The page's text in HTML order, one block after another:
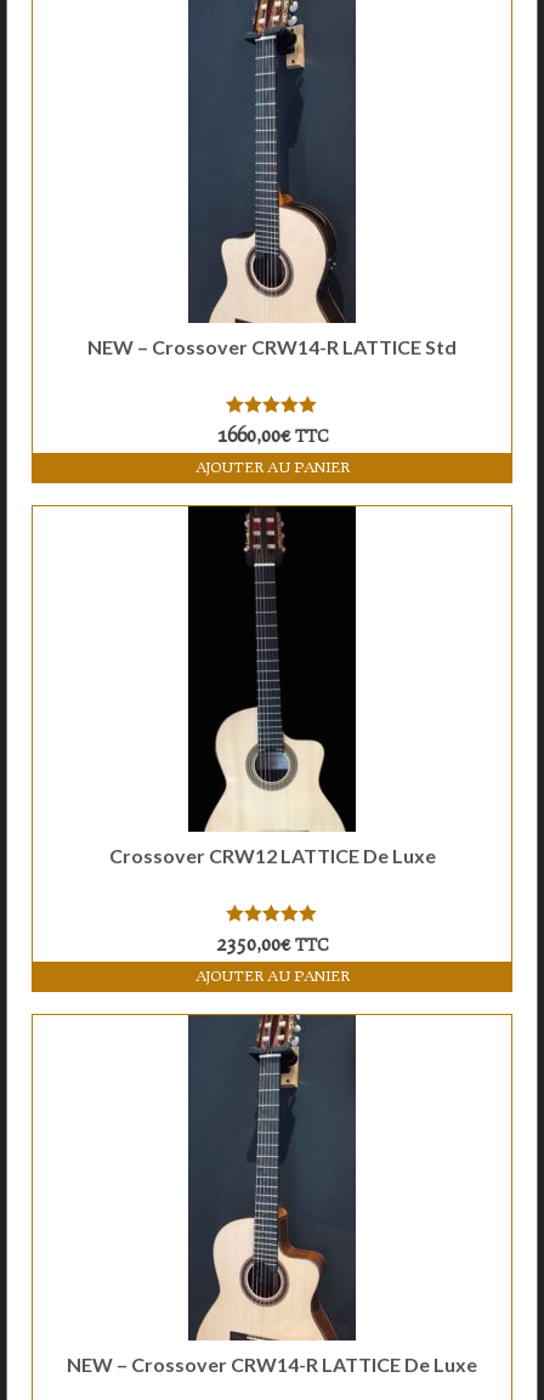
NEW – Crossover CRW14-R LATTICE Std
5.00 sur 5
1660,00€ TTC
AJOUTER AU PANIER
Crossover CRW12 LATTICE De Luxe
5.00 sur 5
2350,00€ TTC
AJOUTER AU PANIER
NEW – Crossover CRW14-R LATTICE De Luxe